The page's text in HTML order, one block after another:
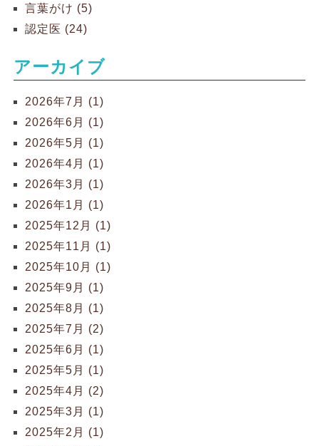
言葉がけ (5)
認定医 (24)
アーカイブ
2026年7月 (1)
2026年6月 (1)
2026年5月 (1)
2026年4月 (1)
2026年3月 (1)
2026年1月 (1)
2025年12月 (1)
2025年11月 (1)
2025年10月 (1)
2025年9月 (1)
2025年8月 (1)
2025年7月 (2)
2025年6月 (1)
2025年5月 (1)
2025年4月 (2)
2025年3月 (1)
2025年2月 (1)